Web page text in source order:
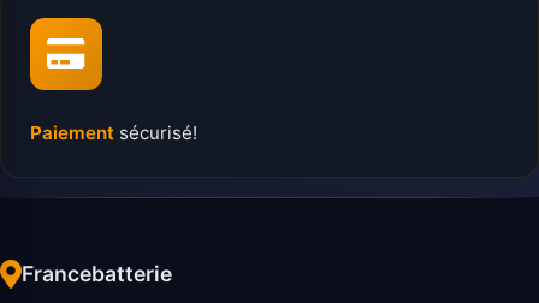
Paiement sécurisé!
Francebatterie